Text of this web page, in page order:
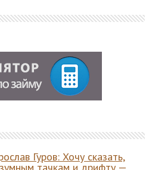
Гуров: Хочу сказать,
тачкам и дрифту —